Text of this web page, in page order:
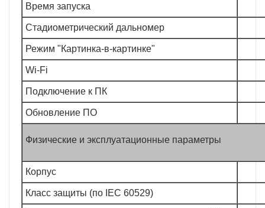
Время запуска
Стадиометрический дальномер
Режим "Картинка-в-картинке"
Wi-Fi
Подключение к ПК
Обновление ПО
Физические и эксплуатационные параметры
Корпус
Класс защиты (по IEC 60529)